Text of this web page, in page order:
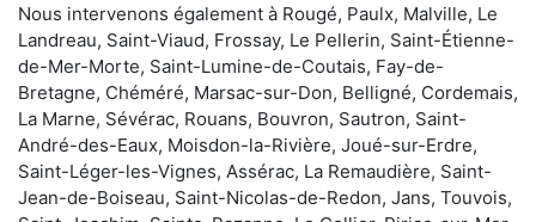
Nous intervenons également à Rougé, Paulx, Malville, Le
Landreau, Saint-Viaud, Frossay, Le Pellerin, Saint-Étienne-
de-Mer-Morte, Saint-Lumine-de-Coutais, Fay-de-
Bretagne, Chéméré, Marsac-sur-Don, Belligné, Cordemais,
La Marne, Sévérac, Rouans, Bouvron, Sautron, Saint-
André-des-Eaux, Moisdon-la-Rivière, Joué-sur-Erdre,
Saint-Léger-les-Vignes, Assérac, La Remaudière, Saint-
Jean-de-Boiseau, Saint-Nicolas-de-Redon, Jans, Touvois,